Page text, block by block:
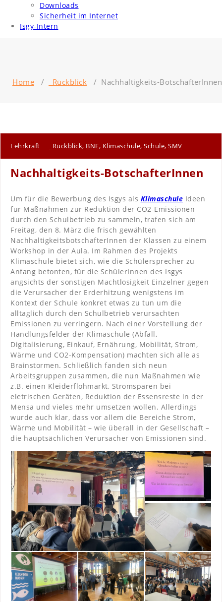
Downloads
Sicherheit im Internet
Isgy-Intern
Home / _Rückblick / Nachhaltigkeits-BotschafterInnen
Lehrkraft _Rückblick, BNE, Klimaschule, Schule, SMV
Nachhaltigkeits-BotschafterInnen
Um für die Bewerbung des Isgys als Klimaschule Ideen
für Maßnahmen zur Reduktion der CO2-Emissionen
durch den Schulbetrieb zu sammeln, trafen sich am
Freitag, den 8. März die frisch gewählten
NachhaltigkeitsbotschafterInnen der Klassen zu einem
Workshop in der Aula. Im Rahmen des Projekts
Klimaschule bietet sich, wie die Schülersprecher zu
Anfang betonten, für die SchülerInnen des Isgys
angsichts der sonstigen Machtlosigkeit Einzelner gegen
die Verursacher der Erderhitzung wenigstens im
Kontext der Schule konkret etwas zu tun um die
alltaglich durch den Schulbetrieb verursachten
Emissionen zu verringern. Nach einer Vorstellung der
Handlungsfelder der Klimaschule (Abfall,
Digitalisierung, Einkauf, Ernährung, Mobilität, Strom,
Wärme und CO2-Kompensation) machten sich alle as
Brainstormen. Schließlich fanden sich neun
Arbeitsgruppen zusammen, die nun Maßnahmen wie
z.B. einen Kleiderflohmarkt, Stromsparen bei
eletrischen Geräten, Reduktion der Essensreste in der
Mensa und vieles mehr umsetzen wollen. Allerdings
wurde auch klar, dass vor allem die Bereiche Strom,
Wärme und Mobilität – wie überall in der Gesellschaft –
die hauptsächlichen Verursacher von Emissionen sind.